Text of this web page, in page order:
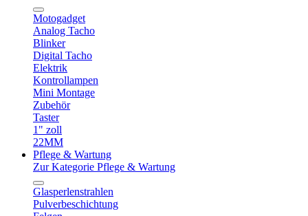
Motogadget
Analog Tacho
Blinker
Digital Tacho
Elektrik
Kontrollampen
Mini Montage
Zubehör
Taster
1" zoll
22MM
Pflege & Wartung
Zur Kategorie Pflege & Wartung
Glasperlenstrahlen
Pulverbeschichtung